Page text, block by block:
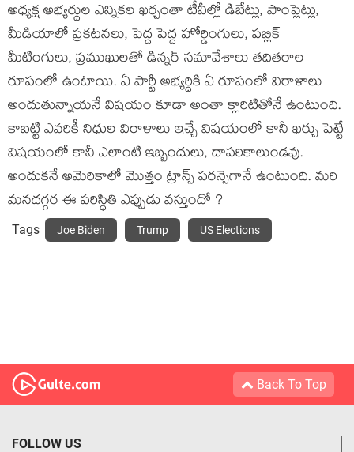
అధ్యక్ష అభ్యర్ధుల ఎన్నికల ఖర్చంతా టీవీల్లో డిబేట్లు, పాంప్లెట్లు,
మీడియాలో ప్రకటనలు, పెద్ద పెద్ద హోర్డింగులు, పబ్లిక్
మీటింగులు, ప్రముఖులతో డిన్నర్ సమావేశాలు తదితరాల
రూపంలో ఉంటాయి. ఏ పార్టీ అభ్యర్ధికి ఏ రూపంలో విరాళాలు
అందుతున్నాయనే విషయం కూడా అంతా క్లారిటితోనే ఉంటుంది.
కాబట్టి ఎవరికీ నిధుల విరాళాలు ఇచ్చే విషయంలో కానీ ఖర్చు పెట్టే
విషయంలో కానీ ఎలాంటి ఇబ్బందులు, దాపరికాలుండవు.
అందుకనే అమెరికాలో మొత్తం ట్రాన్స్ పరన్సెగానే ఉంటుంది. మరి
మనదగ్గర ఈ పరిస్ధితి ఎప్పుడు వస్తుందో ?
Tags Joe Biden Trump US Elections
Back To Top
FOLLOW US